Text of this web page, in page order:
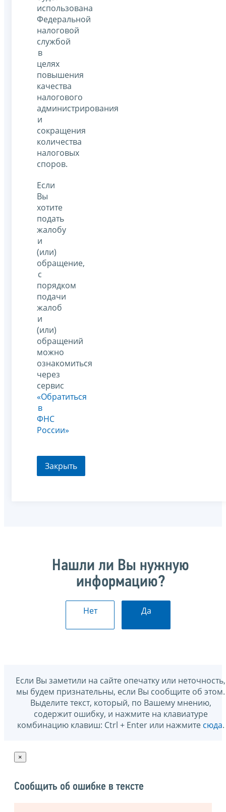
использована
Федеральной
налоговой
службой
в
целях
повышения
качества
налогового
администрирования
и
сокращения
количества
налоговых
споров.
Если
Вы
хотите
подать
жалобу
и
(или)
обращение,
с
порядком
подачи
жалоб
и
(или)
обращений
можно
ознакомиться
через
сервис
«Обратиться
в
ФНС
России»
Закрыть
Нашли ли Вы нужную
информацию?
Нет Да
Если Вы заметили на сайте опечатку или неточность,
мы будем признательны, если Вы сообщите об этом.
Выделите текст, который, по Вашему мнению,
содержит ошибку, и нажмите на клавиатуре
комбинацию клавиш: Ctrl + Enter или нажмите сюда.
×
Сообщить об ошибке в тексте